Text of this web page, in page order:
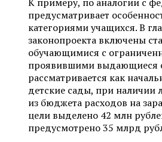
предусматривает
категориями учащихся. В
законопроекта включены
обучающимися с
проявившими выдающиеся
рассматривается как
детские сады, при наличии
из бюджета расходов на
цели выделено 42 млн
предусмотрено 35 млрд